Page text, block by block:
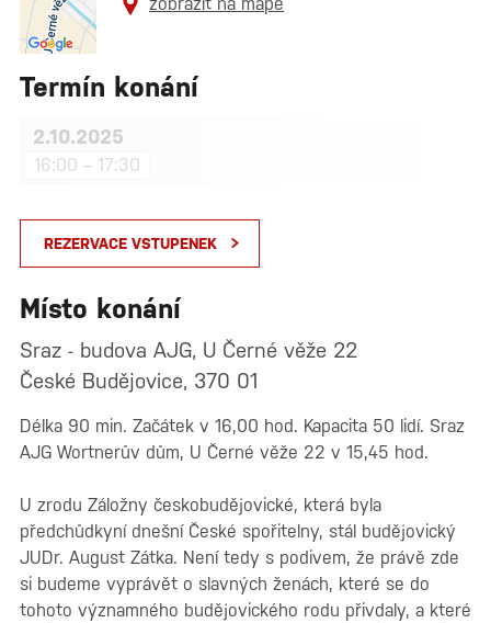
Termín konání
2.10.2025
16:00 – 17:30
REZERVACE VSTUPENEK
Místo konání
Sraz - budova AJG, U Černé věže 22
České Budějovice, 370 01
Délka 90 min. Začátek v 16,00 hod. Kapacita 50 lidí. Sraz
AJG Wortnerův dům, U Černé věže 22 v 15,45 hod.
U zrodu Záložny českobudějovické, která byla
předchůdkyní dnešní České spořitelny, stál budějovický
JUDr. August Zátka. Není tedy s podivem, že právě zde
si budeme vyprávět o slavných ženách, které se do
tohoto významného budějovického rodu přivdaly, a které